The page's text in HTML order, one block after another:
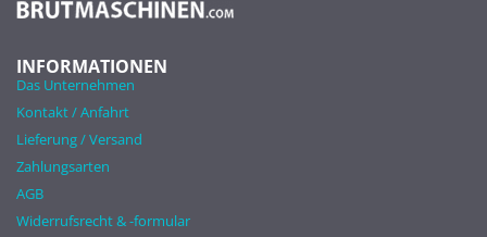
INFORMATIONEN
Das Unternehmen
Kontakt / Anfahrt
Lieferung / Versand
Zahlungsarten
AGB
Widerrufsrecht & -formular